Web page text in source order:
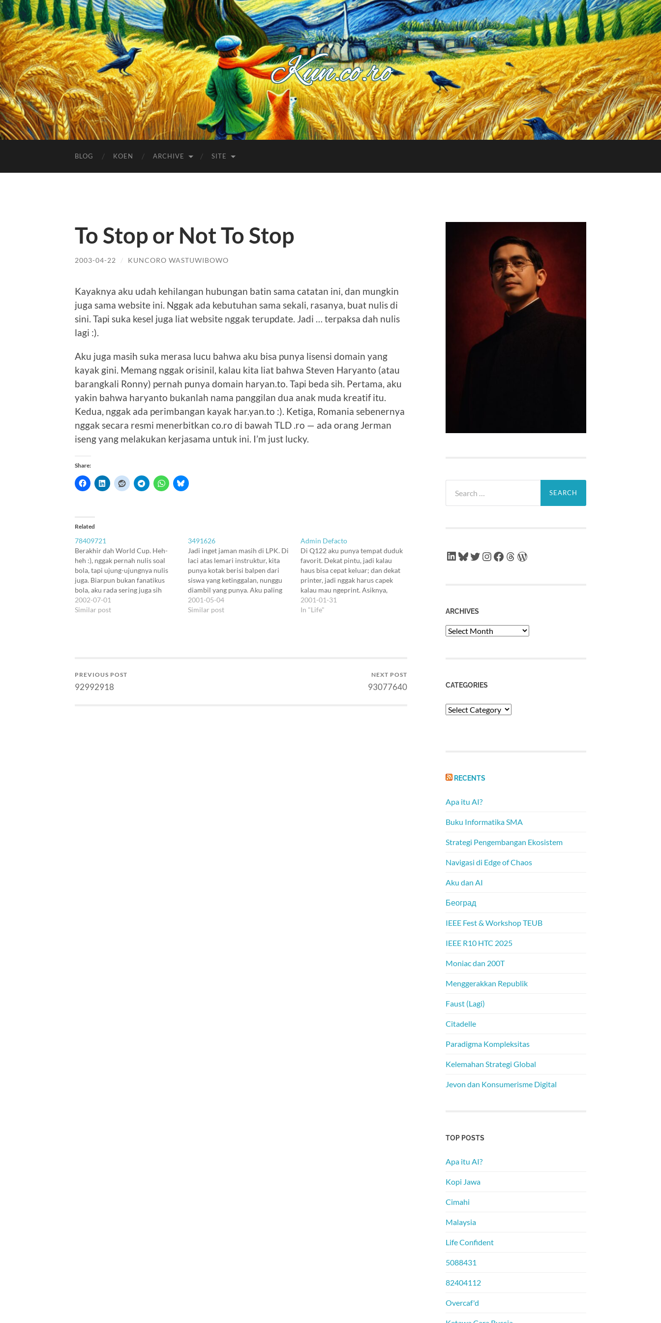
Kuncoro++
BLOG KOEN ARCHIVE SITE
To Stop or Not To Stop
2003-04-22 / KUNCORO WASTUWIBOWO
Kayaknya aku udah kehilangan hubungan batin sama catatan ini, dan mungkin
juga sama website ini. Nggak ada kebutuhan sama sekali, rasanya, buat nulis di
sini. Tapi suka kesel juga liat website nggak terupdate. Jadi … terpaksa dah nulis
lagi :).
Aku juga masih suka merasa lucu bahwa aku bisa punya lisensi domain yang
kayak gini. Memang nggak orisinil, kalau kita liat bahwa Steven Haryanto (atau
barangkali Ronny) pernah punya domain haryan.to. Tapi beda sih. Pertama, aku
yakin bahwa haryanto bukanlah nama panggilan dua anak muda kreatif itu.
Kedua, nggak ada perimbangan kayak har.yan.to :). Ketiga, Romania sebenernya
nggak secara resmi menerbitkan co.ro di bawah TLD .ro — ada orang Jerman
iseng yang melakukan kerjasama untuk ini. I’m just lucky.
Share:
Related
78409721
Berakhir dah World Cup. Heh-
heh :), nggak pernah nulis soal
bola, tapi ujung-ujungnya nulis
juga. Biarpun bukan fanatikus
bola, aku rada sering juga sih
ikutan ngintip match-match yang
diprediksikan bakal seru. Eh,
2002-07-01
Similar post
3491626
Jadi inget jaman masih di LPK. Di
laci atas lemari instruktur, kita
punya kotak berisi balpen dari
siswa yang ketinggalan, nunggu
diambil yang punya. Aku paling
rajin ngisi, soalnya kayaknya
murid-murid aku sama pikunnya
2001-05-04
Similar post
Admin Defacto
Di Q122 aku punya tempat duduk
favorit. Dekat pintu, jadi kalau
haus bisa cepat keluar; dan dekat
printer, jadi nggak harus capek
kalau mau ngeprint. Asiknya,
teman-teman aku suka nanya-
nanya ke aku kalo punya masalah
2001-01-31
In "Life"
PREVIOUS POST
92992918
NEXT POST
93077640
for:
LinkedIn
Bluesky
Twitter
Instagram
Facebook
Threads
WordPress
ARCHIVES
Archives
CATEGORIES
Categories
RECENTS
Apa itu AI?
Buku Informatika SMA
Strategi Pengembangan Ekosistem
Navigasi di Edge of Chaos
Aku dan AI
Београд
IEEE Fest & Workshop TEUB
IEEE R10 HTC 2025
Moniac dan 200T
Menggerakkan Republik
Faust (Lagi)
Citadelle
Paradigma Kompleksitas
Kelemahan Strategi Global
Jevon dan Konsumerisme Digital
TOP POSTS
Apa itu AI?
Kopi Jawa
Cimahi
Malaysia
Life Confident
5088431
82404112
Overcaf'd